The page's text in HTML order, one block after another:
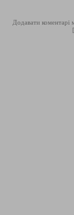
Додавати коментарі
[